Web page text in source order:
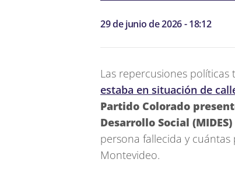
29 de junio de 2026 - 18:12
Las repercusiones políticas
estaba en situación de
Partido Colorado
Desarrollo Social (MIDES)
persona fallecida y
Montevideo.